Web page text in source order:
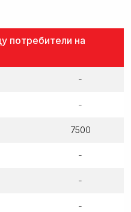
потребители на
-
-
7500
-
-
-